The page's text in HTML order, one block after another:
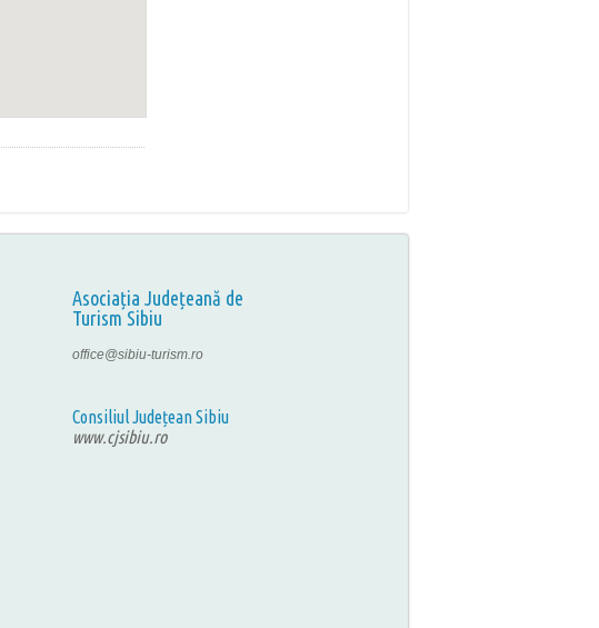
Asociația Județeană de
Turism Sibiu
office@sibiu-turism.ro
Consiliul Județean Sibiu
www.cjsibiu.ro